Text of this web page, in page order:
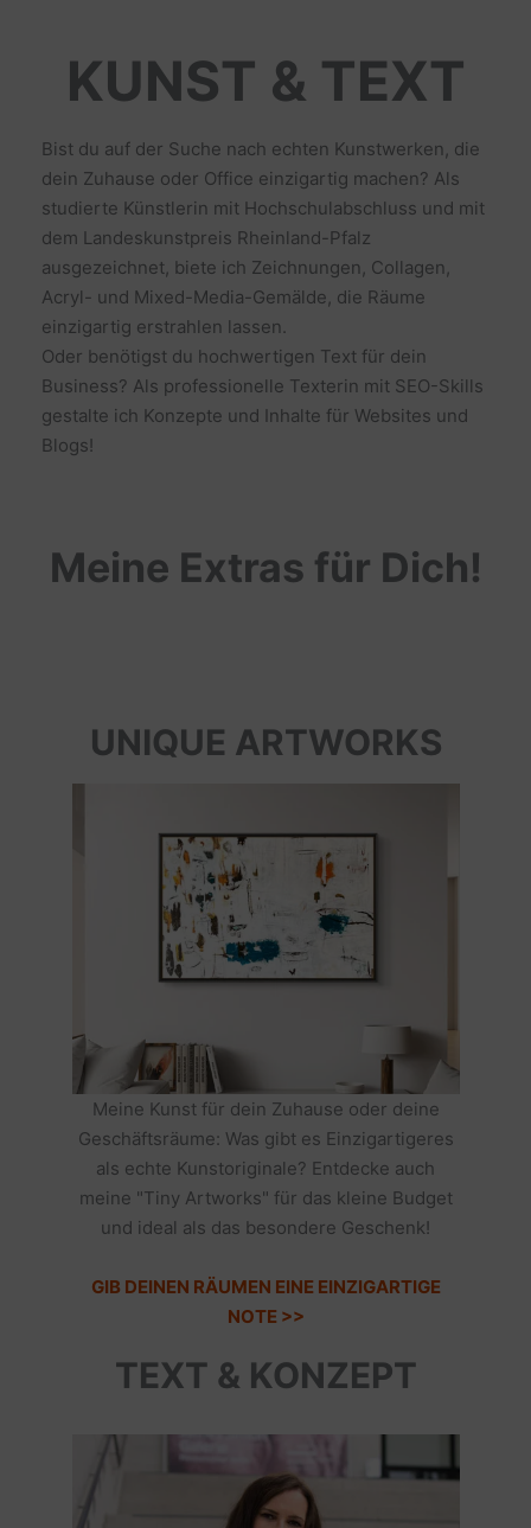
KUNST & TEXT
Bist du auf der Suche nach echten Kunstwerken, die
dein Zuhause oder Office einzigartig machen? Als
studierte Künstlerin mit Hochschulabschluss und mit
dem Landeskunstpreis Rheinland-Pfalz
ausgezeichnet, biete ich Zeichnungen, Collagen,
Acryl- und Mixed-Media-Gemälde, die Räume
einzigartig erstrahlen lassen.
Oder benötigst du hochwertigen Text für dein
Business? Als professionelle Texterin mit SEO-Skills
gestalte ich Konzepte und Inhalte für Websites und
Blogs!
Meine Extras für Dich!
UNIQUE ARTWORKS
Meine Kunst für dein Zuhause oder deine
Geschäftsräume: Was gibt es Einzigartigeres
als echte Kunstoriginale? Entdecke auch
meine "Tiny Artworks" für das kleine Budget
und ideal als das besondere Geschenk!
GIB DEINEN RÄUMEN EINE EINZIGARTIGE
NOTE >>
TEXT & KONZEPT